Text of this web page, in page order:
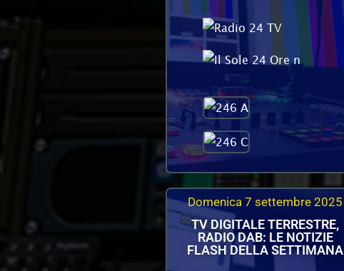
Domenica 7 settembre 2025
TV DIGITALE TERRESTRE,
RADIO DAB: LE NOTIZIE
FLASH DELLA SETTIMANA